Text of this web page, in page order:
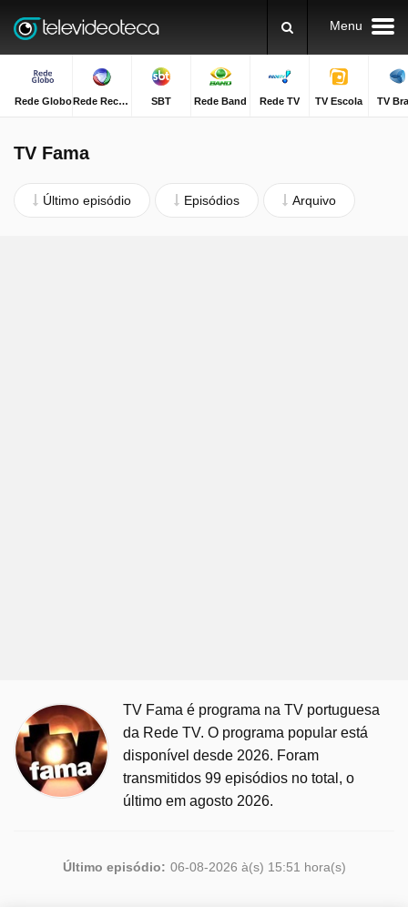
Menu
Rede Globo Rede Record SBT Rede Band Rede TV TV Escola TV
TV Fama
Último episódio Episódios Arquivo
TV Fama é programa na TV portuguesa
da Rede TV. O programa popular está
disponível desde 2026. Foram
transmitidos 99 episódios no total, o
último em agosto 2026.
Último episódio: 06-08-2026 à(s) 15:51 hora(s)